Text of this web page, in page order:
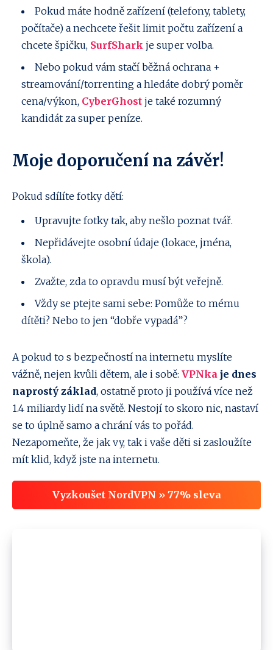
Pokud máte hodně zařízení (telefony, tablety,
počítače) a nechcete řešit limit počtu zařízení a
chcete špičku, SurfShark je super volba.
Nebo pokud vám stačí běžná ochrana +
streamování/torrenting a hledáte dobrý poměr
cena/výkon, CyberGhost je také rozumný
kandidát za super peníze.
Moje doporučení na závěr!
Pokud sdílíte fotky dětí:
Upravujte fotky tak, aby nešlo poznat tvář.
Nepřidávejte osobní údaje (lokace, jména,
škola).
Zvažte, zda to opravdu musí být veřejně.
Vždy se ptejte sami sebe: Pomůže to mému
dítěti? Nebo to jen “dobře vypadá”?
A pokud to s bezpečností na internetu myslíte
vážně, nejen kvůli dětem, ale i sobě: VPNka je dnes
naprostý základ, ostatně proto ji používá více než
1.4 miliardy lidí na světě. Nestojí to skoro nic, nastaví
se to úplně samo a chrání vás to pořád.
Nezapomeňte, že jak vy, tak i vaše děti si zasloužíte
mít klid, když jste na internetu.
Vyzkoušet NordVPN » 77% sleva